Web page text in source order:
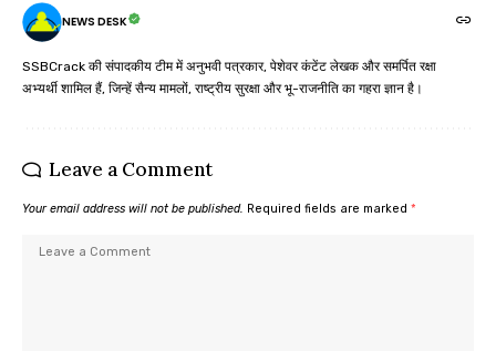
NEWS DESK
SSBCrack की संपादकीय टीम में अनुभवी पत्रकार, पेशेवर कंटेंट लेखक और समर्पित रक्षा
अभ्यर्थी शामिल हैं, जिन्हें सैन्य मामलों, राष्ट्रीय सुरक्षा और भू-राजनीति का गहरा ज्ञान है।
Leave a Comment
Your email address will not be published. Required fields are marked *